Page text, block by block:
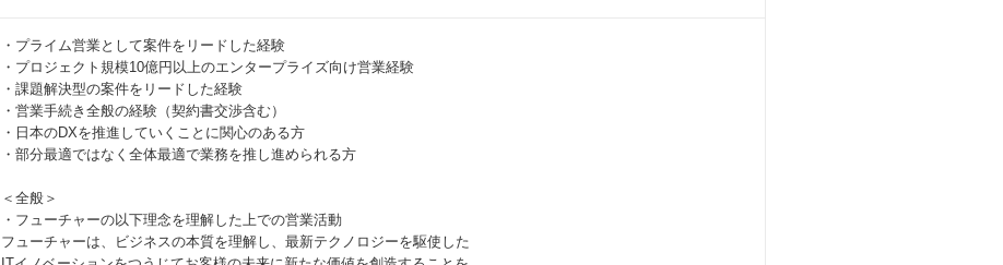
・プライム営業として案件をリードした経験
・プロジェクト規模10億円以上のエンタープライズ向け営業経験
・課題解決型の案件をリードした経験
・営業手続き全般の経験（契約書交渉含む）
・日本のDXを推進していくことに関心のある方
・部分最適ではなく全体最適で業務を推し進められる方
＜全般＞
・フューチャーの以下理念を理解した上での営業活動
フューチャーは、ビジネスの本質を理解し、最新テクノロジーを駆使した